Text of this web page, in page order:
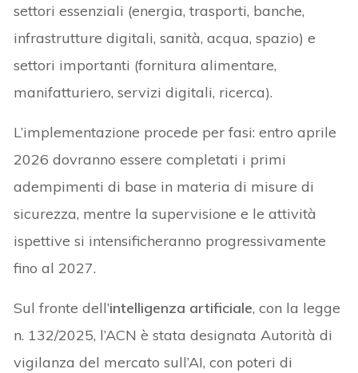
settori essenziali (energia, trasporti, banche,
infrastrutture digitali, sanità, acqua, spazio) e
settori importanti (fornitura alimentare,
manifatturiero, servizi digitali, ricerca).
L’implementazione procede per fasi: entro aprile
2026 dovranno essere completati i primi
adempimenti di base in materia di misure di
sicurezza, mentre la supervisione e le attività
ispettive si intensificheranno progressivamente
fino al 2027.
Sul fronte dell’intelligenza artificiale, con la legge
n. 132/2025, l’ACN è stata designata Autorità di
vigilanza del mercato sull’AI, con poteri di